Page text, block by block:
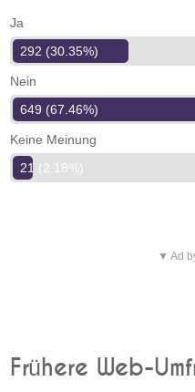
Ja
292 (30.35%)
Nein
649 (67.46%)
Keine Meinung
21 (2.18%)
▼ Ad
Frühere Web-